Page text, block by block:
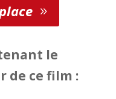
le
de ce film :